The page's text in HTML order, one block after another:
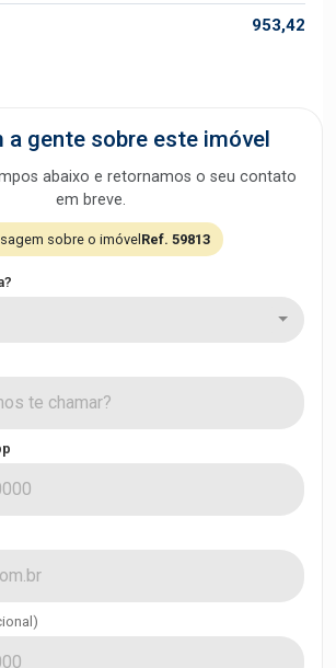
953,42
a gente sobre este imóvel
abaixo e retornamos o seu contato
em breve.
sobre o imóvel Ref. 59813